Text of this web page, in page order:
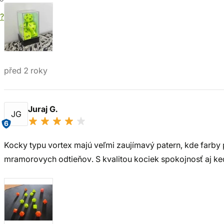
před 2 roky
JG
6
Juraj G.
Kocky typu vortex majú veľmi zaujímavý patern, kde
mramorovych odtieňov. S kvalitou kociek spokojnosť aj